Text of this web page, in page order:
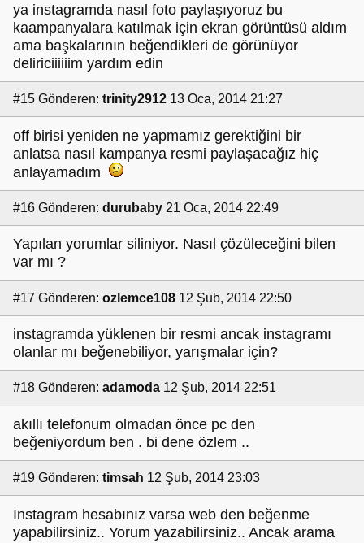
ya instagramda nasıl foto paylaşıyoruz bu
kaampanyalara katılmak için ekran görüntüsü aldım
ama başkalarının beğendikleri de görünüyor
deliriciiiiiim yardım edin
#15 Gönderen: trinity2912 13 Oca, 2014 21:27
off birisi yeniden ne yapmamız gerektiğini bir
anlatsa nasıl kampanya resmi paylaşacağız hiç
anlayamadım
#16 Gönderen: durubaby 21 Oca, 2014 22:49
Yapılan yorumlar siliniyor. Nasıl çözüleceğini bilen
var mı ?
#17 Gönderen: ozlemce108 12 Şub, 2014 22:50
instagramda yüklenen bir resmi ancak instagramı
olanlar mı beğenebiliyor, yarışmalar için?
#18 Gönderen: adamoda 12 Şub, 2014 22:51
akıllı telefonum olmadan önce pc den
beğeniyordum ben . bi dene özlem ..
#19 Gönderen: timsah 12 Şub, 2014 23:03
Instagram hesabınız varsa web den beğenme
yapabilirsiniz.. Yorum yazabilirsiniz.. Ancak arama